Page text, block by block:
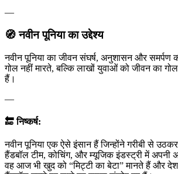
—
🧭 नवीन पूनिया का उद्देश्य
नवीन पूनिया का जीवन संघर्ष, अनुशासन और समर्पण
गोल नहीं मारते, बल्कि लाखों युवाओं को जीवन का
हैं।
—
🔚 निष्कर्ष:
नवीन पूनिया एक ऐसे इंसान हैं जिन्होंने गरीबी से उठकर
हैंडबॉल टीम, कोचिंग, और म्यूजिक इंडस्ट्री में अपनी
वह आज भी खुद को “मिट्टी का बेटा” मानते हैं और देश